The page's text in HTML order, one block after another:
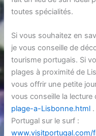
toutes spécialités.
Si vous souhaitez en
je vous conseille de
tourisme portugais. Si
plages à proximité de
vous offrir une petite
vous conseille la
plage-a-Lisbonne.html
Portugal sur le surf :
www.visitportugal.com/